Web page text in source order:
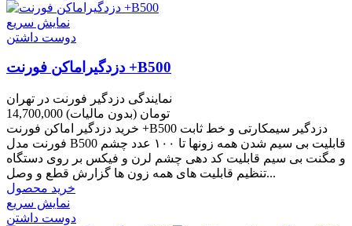
نمایش سریع
دوست داشتن
دزدگیراماکن فورنت +B500
نمایندگی دزدگیر فورنت در تهران
14,700,000 تومان (بدون مالیات)
خرید دزدگیر اماکن فورنت +B500 دزدگیر سیمکارتی و خط ثابت
فورنت مدل B500 قابلیت بی سیم شدن همه زونها تا ۱۰۰ عدد چشم
و مگنت بی سیم قابلیت کد دهی چشم لرن و فیکس بر روی دستگاه
تنظیم قابلیت های همه زون ها گزارش قطع و وصل...
خرید محصول
نمایش سریع
دوست داشتن